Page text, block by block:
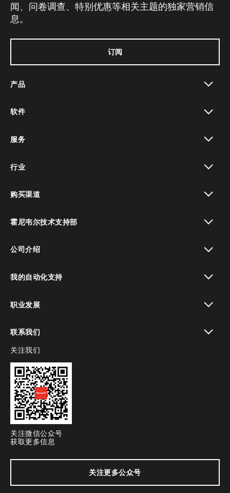
闻、问卷调查、特别优惠等相关主题的独家营销信
息。
订阅
产品
软件
服务
行业
购买渠道
霍尼韦尔技术支持部
公司介绍
我的自动化支持
职业发展
联系我们
toggle view
关注我们
关注微信公众号
获取更多信息
关注更多公众号